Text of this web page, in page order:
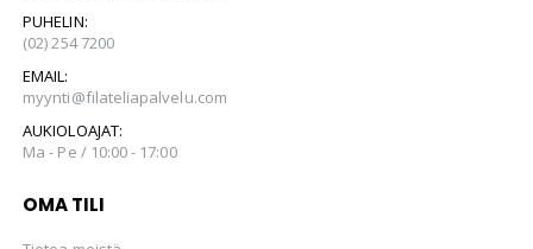
PUHELIN:
(02) 254 7200
EMAIL:
myynti@filateliapalvelu.com
AUKIOLOAJAT:
Ma - Pe / 10:00 - 17:00
OMA TILI